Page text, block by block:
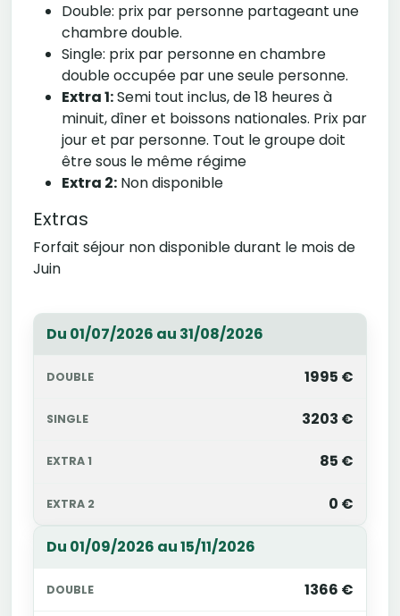
Double: prix par personne partageant une
chambre double.
Single: prix par personne en chambre
double occupée par une seule personne.
Extra 1:Semi tout inclus, de 18 heures à
minuit, dîner et boissons nationales. Prix par
jour et par personne. Tout le groupe doit
être sous le même régime
Extra 2: Non disponible
Extras
Forfait séjour non disponible durant le mois de
Juin
Du 01/07/2026 au 31/08/2026
1995 €
3203 €
85 €
0 €
Du 01/09/2026 au 15/11/2026
1366 €